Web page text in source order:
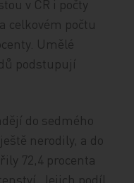
v ČR i počty
celkovém počtu
Umělé
podstupují
do sedmého
nerodily, a do
72,4 procenta
Jejich podíl